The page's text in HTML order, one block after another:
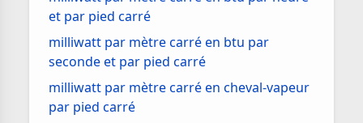
et par pied carré
milliwatt par mètre carré en btu par
seconde et par pied carré
milliwatt par mètre carré en cheval-vapeur
par pied carré